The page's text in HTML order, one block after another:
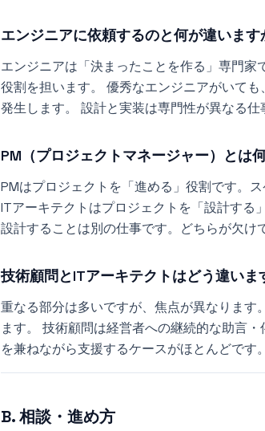
エンジニアに依頼するのと何が違います
エンジニアは「決まったことを作る」専門家
役割を担います。 優秀なエンジニアがいて
発生します。 設計と実装は専門性が異なる仕
PM（プロジェクトマネージャー）とは
PMはプロジェクトを「進める」役割です。
ITアーキテクトはプロジェクトを「設計する
設計することは別の仕事です。どちらが欠け
技術顧問とITアーキテクトはどう違いま
重なる部分は多いですが、焦点が異なります
ます。 技術顧問は経営者への継続的な助言
を兼ねながら支援するケースがほとんどです。
B. 相談・進め方